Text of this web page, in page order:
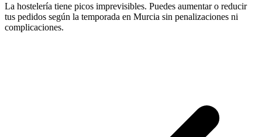
La hostelería tiene picos imprevisibles. Puedes aumentar o reducir
tus pedidos según la temporada en Murcia sin penalizaciones ni
complicaciones.